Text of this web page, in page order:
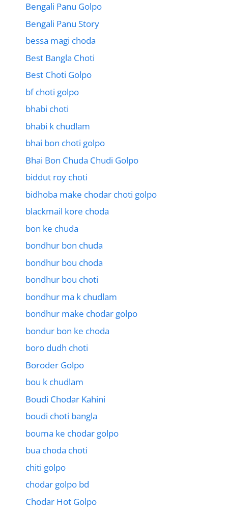
Bengali Panu Golpo
Bengali Panu Story
bessa magi choda
Best Bangla Choti
Best Choti Golpo
bf choti golpo
bhabi choti
bhabi k chudlam
bhai bon choti golpo
Bhai Bon Chuda Chudi Golpo
biddut roy choti
bidhoba make chodar choti golpo
blackmail kore choda
bon ke chuda
bondhur bon chuda
bondhur bou choda
bondhur bou choti
bondhur ma k chudlam
bondhur make chodar golpo
bondur bon ke choda
boro dudh choti
Boroder Golpo
bou k chudlam
Boudi Chodar Kahini
boudi choti bangla
bouma ke chodar golpo
bua choda choti
chiti golpo
chodar golpo bd
Chodar Hot Golpo